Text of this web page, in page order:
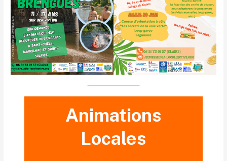
Animations
Locales